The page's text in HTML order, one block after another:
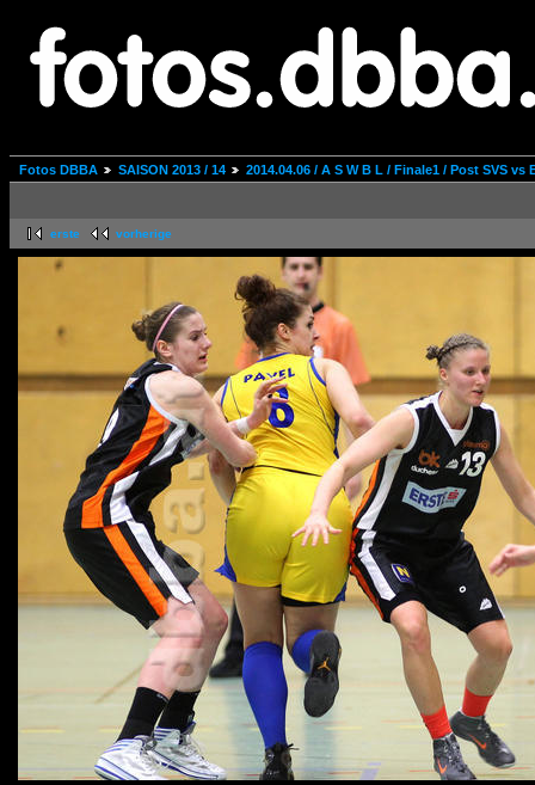
Fotos DBBA SAISON 2013 / 14 2014.04.06 / A S W B L / Finale1 / Post SVS vs
erste vorherige